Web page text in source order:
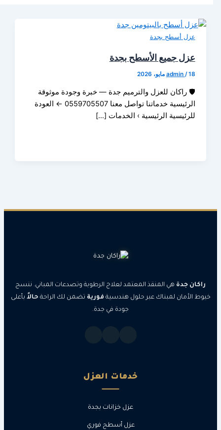
أسطح بجدة
جميع الأسطح بجدة
للعزل والترميم جدة — خبرة وجودة موثوقة
الرئيسية خدماتنا تواصل معنا 0559705507 ← العودة
الرئيسية › الخدمات […]
هي المنقذ المعتمد لعلاج الرطوبة وتصدعات المباني. ننسج
لمبناك عبر حلول هندسيةفوريةتضمن لك الراحةحالاًبأعلى
جودة في جدة.
خدمات العزل
عزل خزانات بجدة
عزل أسطح فوري